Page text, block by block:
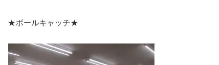
★ボールキャッチ★